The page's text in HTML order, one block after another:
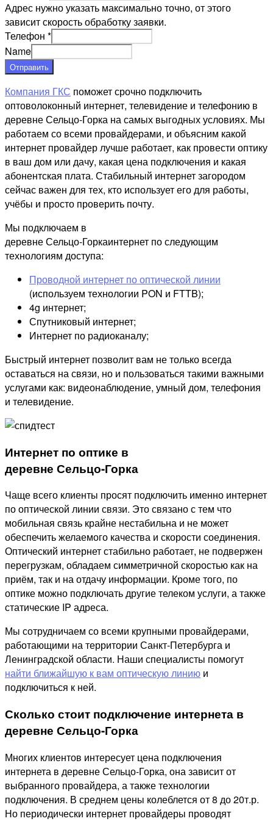
Адрес нужно указать максимально точно, от этого
зависит скорость обработку заявки.
Телефон *
Name
Отправить
Компания ГКС поможет срочно подключить
оптоволоконный интернет, телевидение и телефонию в
деревне Сельцо-Горка на самых выгодных условиях. Мы
работаем со всеми провайдерами, и объясним какой
интернет провайдер лучше работает, как провести оптику
в ваш дом или дачу, какая цена подключения и какая
абонентская плата. Стабильный интернет загородом
сейчас важен для тех, кто использует его для работы,
учёбы и просто проверить почту.
Мы подключаем в
деревне Сельцо-Горкаинтернет по следующим
технологиям доступа:
Проводной интернет по оптической линии
(используем технологии PON и FTTB);
4g интернет;
Спутниковый интернет;
Интернет по радиоканалу;
Быстрый интернет позволит вам не только всегда
оставаться на связи, но и пользоваться такими важными
услугами как: видеонаблюдение, умный дом, телефония
и телевидение.
Интернет по оптике в
деревне Сельцо-Горка
Чаще всего клиенты просят подключить именно интернет
по оптической линии связи. Это связано с тем что
мобильная связь крайне нестабильна и не может
обеспечить желаемого качества и скорости соединения.
Оптический интернет стабильно работает, не подвержен
перегрузкам, обладаем симметричной скоростью как на
приём, так и на отдачу информации. Кроме того, по
оптике можно подключать другие телеком услуги, а также
статические IP адреса.
Мы сотрудничаем со всеми крупными провайдерами,
работающими на территории Санкт-Петербурга и
Ленинградской области. Наши специалисты помогут
найти ближайшую к вам оптическую линию и
подключиться к ней.
Сколько стоит подключение интернета в
деревне Сельцо-Горка
Многих клиентов интересует цена подключения
интернета в деревне Сельцо-Горка, она зависит от
выбранного провайдера, а также технологии
подключения. В среднем цены колеблется от 8 до 20т.р.
Но периодически интернет провайдеры проводят